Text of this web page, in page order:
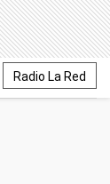
Radio La Red